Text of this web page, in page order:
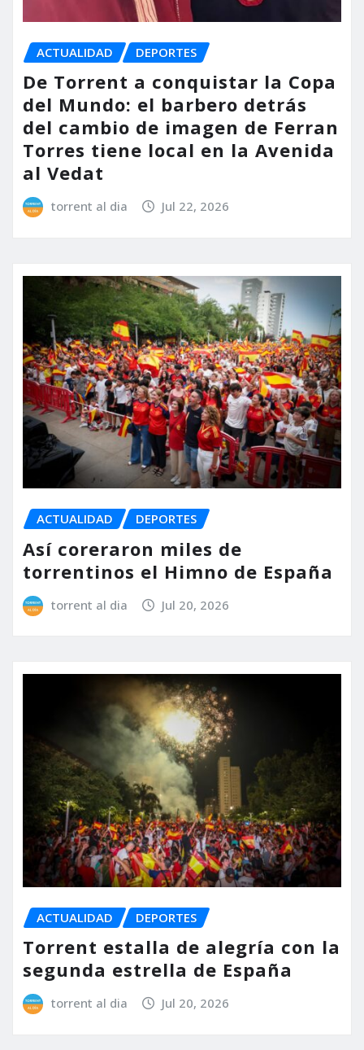
ACTUALIDAD DEPORTES
De Torrent a conquistar la Copa
del Mundo: el barbero detrás
del cambio de imagen de Ferran
Torres tiene local en la Avenida
al Vedat
torrent al dia Jul 22, 2026
ACTUALIDAD DEPORTES
Así coreraron miles de
torrentinos el Himno de España
torrent al dia Jul 20, 2026
ACTUALIDAD DEPORTES
Torrent estalla de alegría con la
segunda estrella de España
torrent al dia Jul 20, 2026